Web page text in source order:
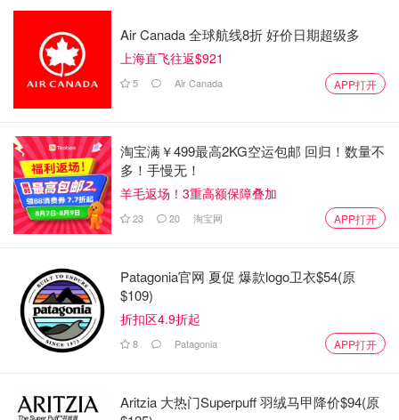
Air Canada 全球航线8折 好价日期超级多
上海直飞往返$921
5 Air Canada APP打开
淘宝满￥499最高2KG空运包邮 回归！数量不
多！手慢无！
羊毛返场！3重高额保障叠加
23 20 淘宝网 APP打开
Patagonia官网 夏促 爆款logo卫衣$54(原
$109)
折扣区4.9折起
8 Patagonia APP打开
Aritzia 大热门Superpuff 羽绒马甲降价$94(原